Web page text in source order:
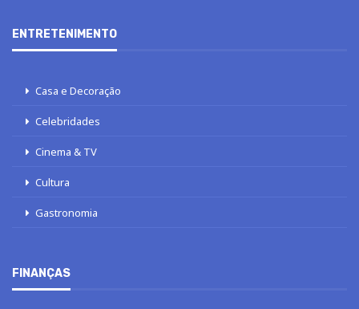
ENTRETENIMENTO
Casa e Decoração
Celebridades
Cinema & TV
Cultura
Gastronomia
FINANÇAS